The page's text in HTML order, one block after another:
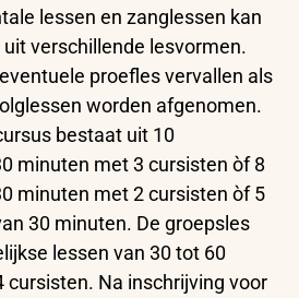
lessen en zanglessen kan
verschillende lesvormen.
proefles vervallen als
worden afgenomen.
bestaat uit 10
minuten met 3 cursisten òf 8
minuten met 2 cursisten òf 5
30 minuten. De groepsles
lessen van 30 tot 60
cursisten. Na inschrijving voor